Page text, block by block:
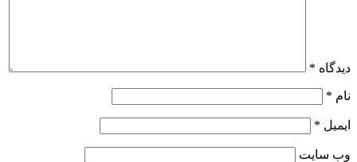
دیدگاه *
نام *
ایمیل *
وب‌ سایت